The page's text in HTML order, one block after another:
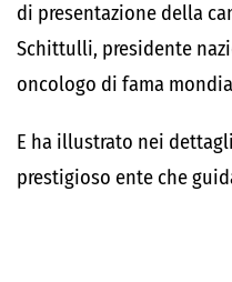
di presentazione della
Schittulli, presidente
oncologo di fama
E ha illustrato nei
prestigioso ente che